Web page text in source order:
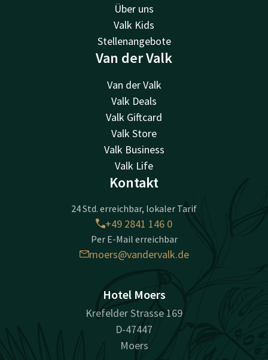
Über uns
Valk Kids
Stellenangebote
Van der Valk
Van der Valk
Valk Deals
Valk Giftcard
Valk Store
Valk Business
Valk Life
Kontakt
24 Std. erreichbar, lokaler Tarif
+49 2841 146 0
Per E-Mail erreichbar
moers@vandervalk.de
Hotel Moers
Krefelder Strasse 169
D-47447
Moers